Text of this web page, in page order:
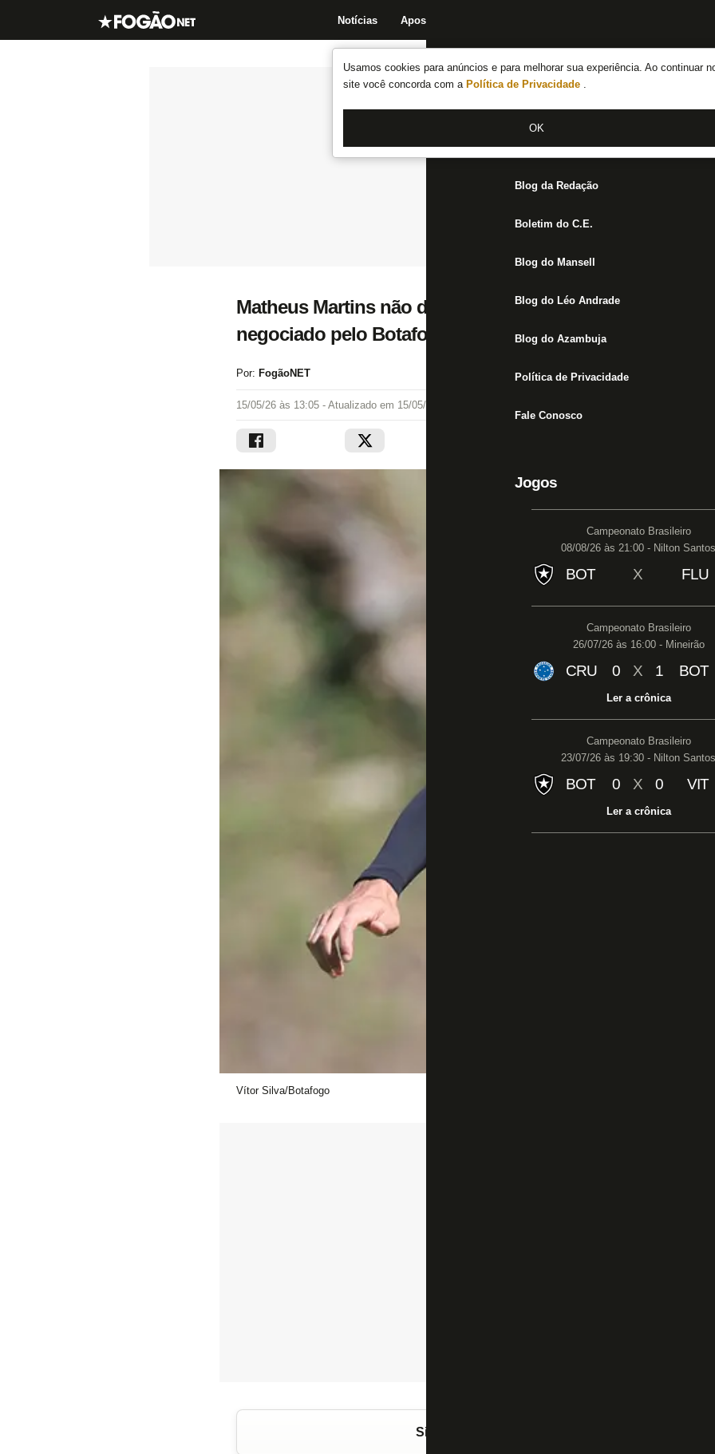
Usamos cookies para anúncios e para melhorar sua experiência. Ao continuar
site você concorda com a Política de Privacidade .
OK
Notícias Apostas
Notícias do Botafogo
Fórum
Jogos
Blog da Redação
Boletim do C.E.
Blog do Mansell
Blog do Léo Andrade
Blog do Azambuja
Política de Privacidade
Fale Conosco
Jogos
Campeonato Brasileiro
08/08/26 às 21:00 - Nilton Santos
BOT X FLU
Campeonato Brasileiro
26/07/26 às 16:00 - Mineirão
CRU 0 X 1 BOT
Ler a crônica
Campeonato Brasileiro
23/07/26 às 19:30 - Nilton Santos
BOT 0 X 0 VIT
Ler a crônica
Matheus Martins não deve enfrentar Corinthians e tem
negociado pelo Botafogo no meio do ano
Por: FogãoNET
15/05/26 às 13:05 - Atualizado em 15/05/26 às 13:26
Vítor Silva/Botafogo
Siga o FogãoNET